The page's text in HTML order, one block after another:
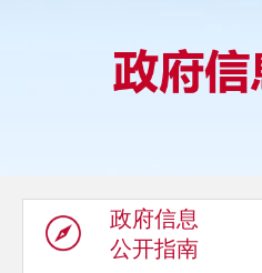
政府信息
公开指南